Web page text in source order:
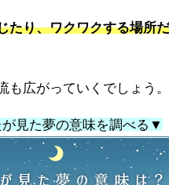
たり、ワクワクする場所
広がっていくでしょう。
見た夢の意味を調べる▼